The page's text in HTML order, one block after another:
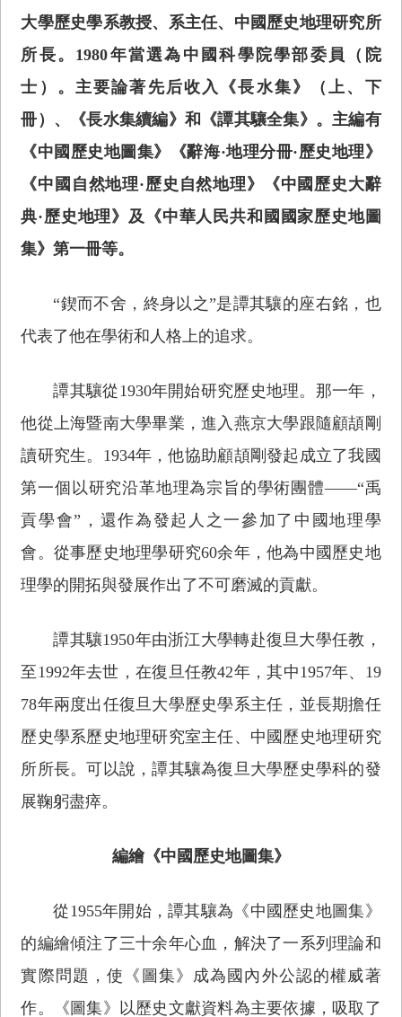
大學歷史學系教授、系主任、中國歷史地理研究所
所長。1980年當選為中國科學院學部委員（院
士）。主要論著先后收入《長水集》（上、下
冊）、《長水集續編》和《譚其驤全集》。主編有
《中國歷史地圖集》《辭海·地理分冊·歷史地理》
《中國自然地理·歷史自然地理》《中國歷史大辭
典·歷史地理》及《中華人民共和國國家歷史地圖
集》第一冊等。
“鍥而不舍，終身以之”是譚其驤的座右銘，也
代表了他在學術和人格上的追求。
譚其驤從1930年開始研究歷史地理。那一年，
他從上海暨南大學畢業，進入燕京大學跟隨顧頡剛
讀研究生。1934年，他協助顧頡剛發起成立了我國
第一個以研究沿革地理為宗旨的學術團體——“禹
貢學會”，還作為發起人之一參加了中國地理學
會。從事歷史地理學研究60余年，他為中國歷史地
理學的開拓與發展作出了不可磨滅的貢獻。
譚其驤1950年由浙江大學轉赴復旦大學任教，
至1992年去世，在復旦任教42年，其中1957年、19
78年兩度出任復旦大學歷史學系主任，並長期擔任
歷史學系歷史地理研究室主任、中國歷史地理研究
所所長。可以說，譚其驤為復旦大學歷史學科的發
展鞠躬盡瘁。
編繪《中國歷史地圖集》
從1955年開始，譚其驤為《中國歷史地圖集》
的編繪傾注了三十余年心血，解決了一系列理論和
實際問題，使《圖集》成為國內外公認的權威著
作。《圖集》以歷史文獻資料為主要依據，吸取了